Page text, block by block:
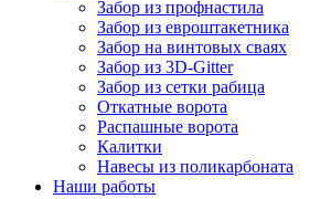
Забор из профнастила
Забор из евроштакетника
Забор на винтовых сваях
Забор из 3D-Gitter
Забор из сетки рабица
Откатные ворота
Распашные ворота
Калитки
Навесы из поликарбоната
Наши работы